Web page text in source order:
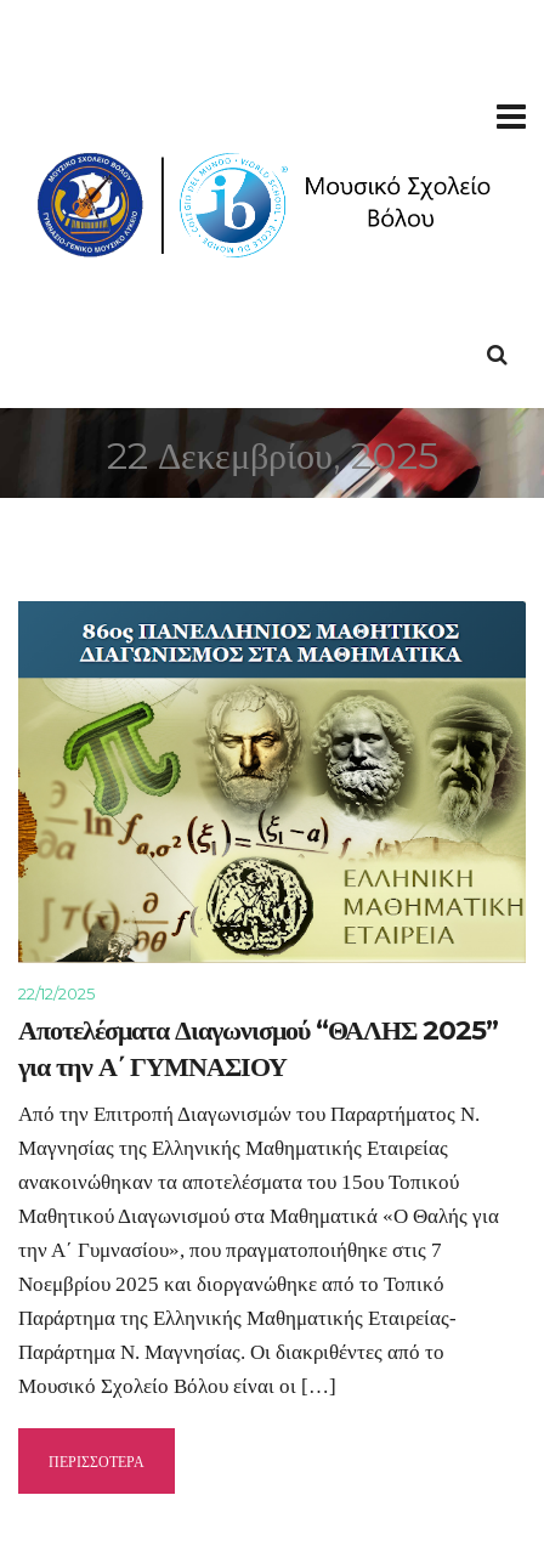
22 Δεκεμβρίου, 2025
22/12/2025
Αποτελέσματα Διαγωνισμού “ΘΑΛΗΣ 2025”
για την Α΄ ΓΥΜΝΑΣΙΟΥ
Από την Επιτροπή Διαγωνισμών του Παραρτήματος Ν.
Μαγνησίας της Ελληνικής Μαθηματικής Εταιρείας
ανακοινώθηκαν τα αποτελέσματα του 15ου Τοπικού
Μαθητικού Διαγωνισμού στα Μαθηματικά «Ο Θαλής για
την Α΄ Γυμνασίου», που πραγματοποιήθηκε στις 7
Νοεμβρίου 2025 και διοργανώθηκε από το Τοπικό
Παράρτημα της Ελληνικής Μαθηματικής Εταιρείας-
Παράρτημα Ν. Μαγνησίας. Οι διακριθέντες από το
Μουσικό Σχολείο Βόλου είναι οι […]
ΠΕΡΙΣΣΟΤΕΡΑ